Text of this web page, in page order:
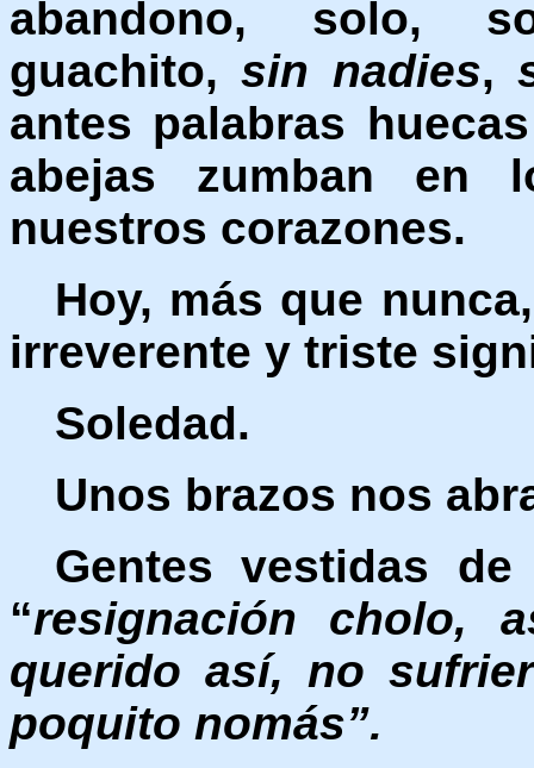
abandono, solo,
guachito,sin nadies,
antes palabras
abejas zumban en
nuestros corazones.
Hoy, más que
irreverente y triste
Soledad.
Unos brazos nos
Gentes vestidas
“resignación cholo,
querido así, no
poquito nomás”.